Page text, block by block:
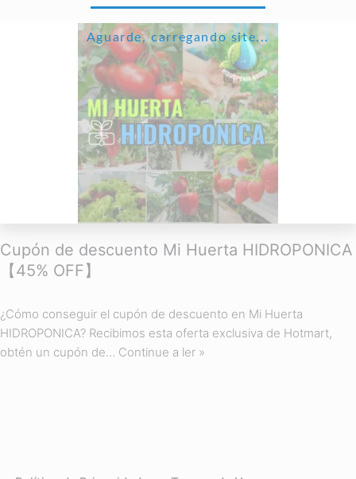
Aguarde, carregando site...
Cupón de descuento Mi Huerta HIDROPONICA
【45% OFF】
¿Cómo conseguir el cupón de descuento en Mi Huerta
HIDROPONICA? Recibimos esta oferta exclusiva de Hotmart,
obtén un cupón de… Continue a ler »